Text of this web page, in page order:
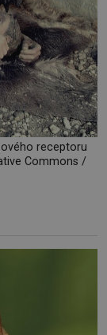
receptoru
Commons /